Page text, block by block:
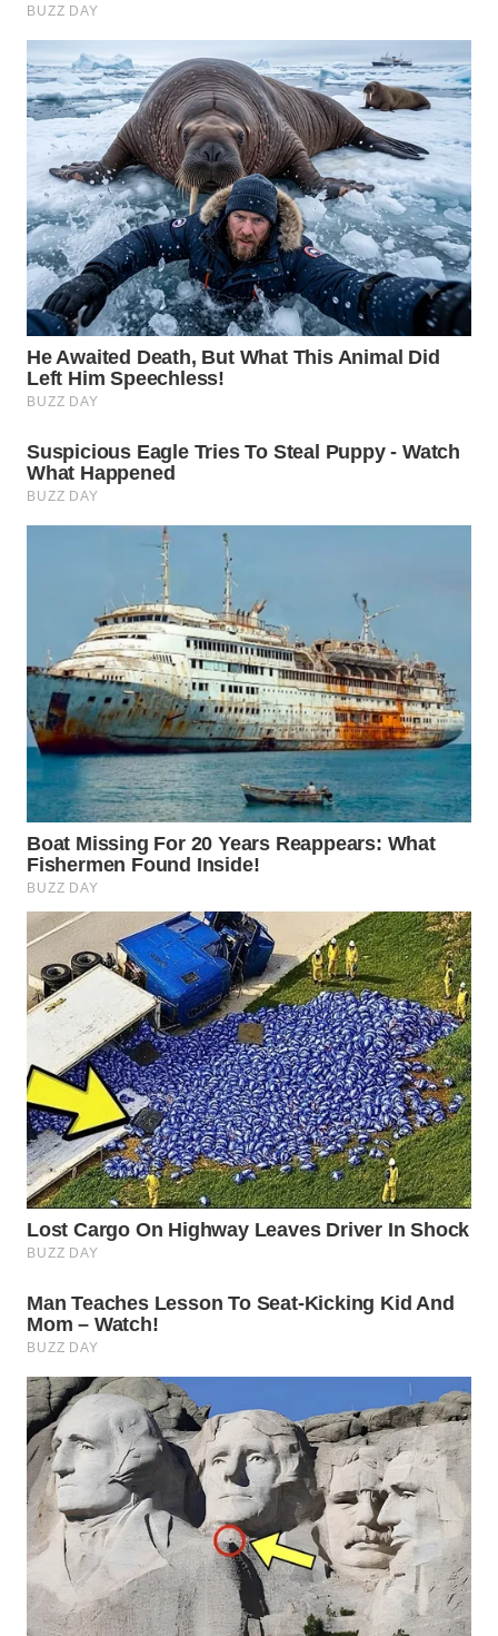
WN
CIANJUR
WN
KEPULAUAN
SERIBU
WN
TANGERANG
WN
BINJAI
CIREBON
KUNINGAN
WN
MAJALENGKA
WN
SUBANG
WN
SUKABUMI
PURWAKARTA
WN
PRIANGAN
TIMUR
WN
SEMARANG
WN
SOLO
BOROBUDUR
MADURA
WN
SURABAYA
WN
NATUNA
WN